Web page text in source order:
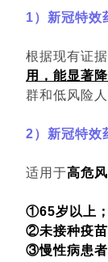
1）新冠特效
根据现有证据
用，能显著
群和低风险
2）新冠特效
适用于高危
①65岁以上；
②未接种疫苗
③慢性病患者